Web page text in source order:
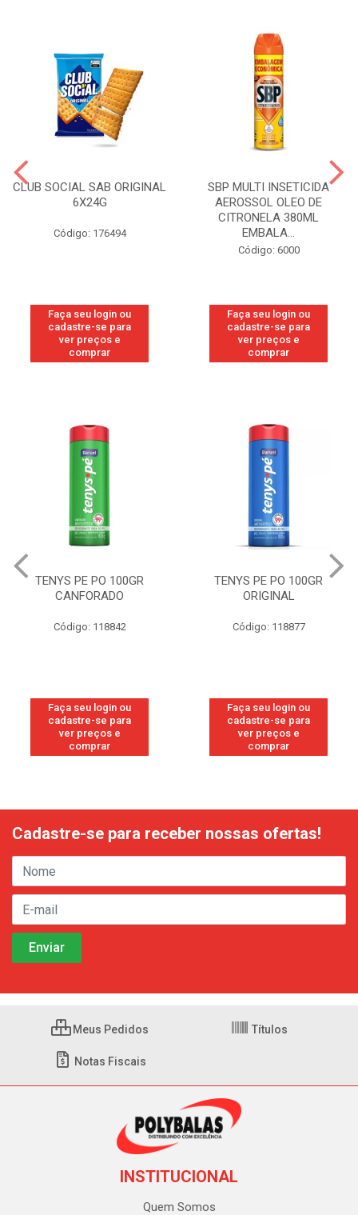
CLUB SOCIAL SAB ORIGINAL
6X24G
Código: 176494
Faça seu login ou
cadastre-se para
ver preços e
comprar
SBP MULTI INSETICIDA
AEROSSOL OLEO DE
CITRONELA 380ML
EMBALA...
Código: 6000
Faça seu login ou
cadastre-se para
ver preços e
comprar
TENYS PE PO 100GR
CANFORADO
Código: 118842
Faça seu login ou
cadastre-se para
ver preços e
comprar
TENYS PE PO 100GR
ORIGINAL
Código: 118877
Faça seu login ou
cadastre-se para
ver preços e
comprar
Cadastre-se para receber nossas ofertas!
Meus Pedidos Títulos
Notas Fiscais
INSTITUCIONAL
Quem Somos